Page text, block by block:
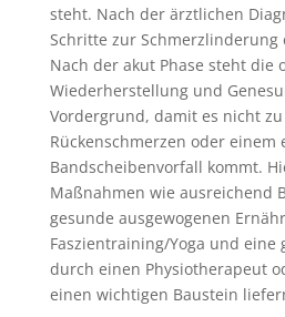
steht. Nach der ärztlichen
Schritte zur Schmerzlinderung
Nach der akut Phase steht die
Wiederherstellung und
Vordergrund, damit es nicht
Rückenschmerzen oder einem
Bandscheibenvorfall kommt.
Maßnahmen wie ausreichend
gesunde ausgewogenen
Faszientraining/Yoga und eine
durch einen Physiotherapeut
einen wichtigen Baustein